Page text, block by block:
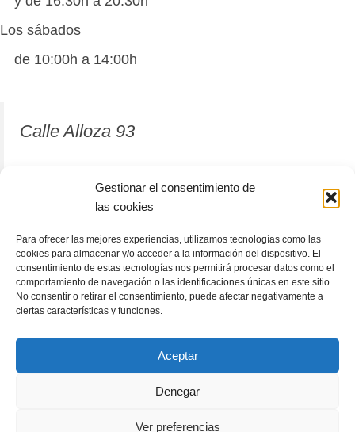
Gestionar el consentimiento de
las cookies
Para ofrecer las mejores experiencias, utilizamos tecnologías como las
cookies para almacenar y/o acceder a la información del dispositivo. El
consentimiento de estas tecnologías nos permitirá procesar datos como el
comportamiento de navegación o las identificaciones únicas en este sitio.
No consentir o retirar el consentimiento, puede afectar negativamente a
ciertas características y funciones.
Aceptar
Denegar
Ver preferencias
Los sábados
de 10:00h a 14:00h
Calle Alloza 93
12001 Castellón de la Plana
964 81 37 63